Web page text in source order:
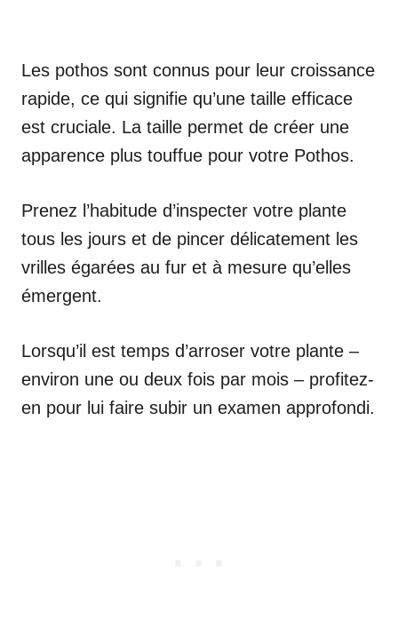
Les pothos sont connus pour leur croissance
rapide, ce qui signifie qu’une taille efficace
est cruciale. La taille permet de créer une
apparence plus touffue pour votre Pothos.
Prenez l’habitude d’inspecter votre plante
tous les jours et de pincer délicatement les
vrilles égarées au fur et à mesure qu’elles
émergent.
Lorsqu’il est temps d’arroser votre plante –
environ une ou deux fois par mois – profitez-
en pour lui faire subir un examen approfondi.